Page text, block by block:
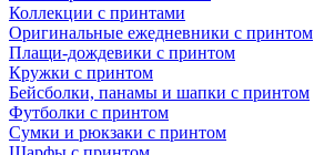
Коллекции с принтами
Оригинальные ежедневники с принтом
Плащи-дождевики с принтом
Кружки с принтом
Бейсболки, панамы и шапки с принтом
Футболки с принтом
Сумки и рюкзаки с принтом